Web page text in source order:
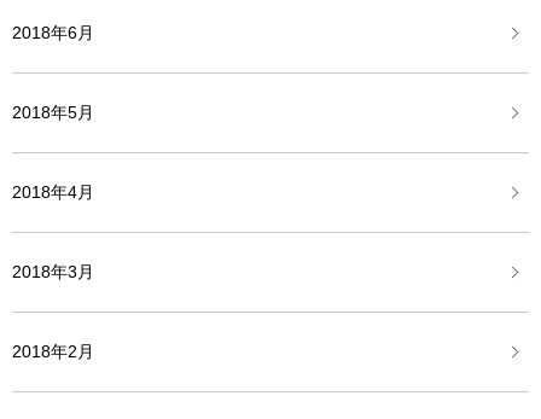
2018年6月
2018年5月
2018年4月
2018年3月
2018年2月